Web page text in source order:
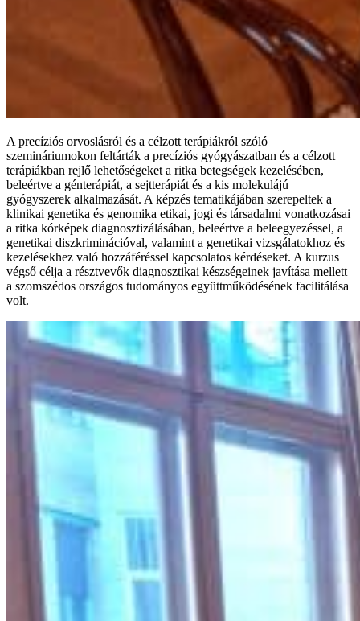
A precíziós orvoslásról és a célzott terápiákról szóló
szemináriumokon feltárták a precíziós gyógyászatban és a célzott
terápiákban rejlő lehetőségeket a ritka betegségek kezelésében,
beleértve a génterápiát, a sejtterápiát és a kis molekulájú
gyógyszerek alkalmazását. A képzés tematikájában szerepeltek a
klinikai genetika és genomika etikai, jogi és társadalmi vonatkozásai
a ritka kórképek diagnosztizálásában, beleértve a beleegyezéssel, a
genetikai diszkriminációval, valamint a genetikai vizsgálatokhoz és
kezelésekhez való hozzáféréssel kapcsolatos kérdéseket. A kurzus
végső célja a résztvevők diagnosztikai készségeinek javítása mellett
a szomszédos országos tudományos együttműködésének facilitálása
volt.